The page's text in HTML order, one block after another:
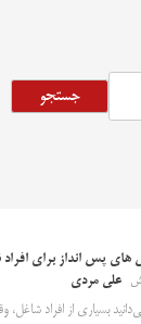
جستجو
های پس‌ انداز برای
علی مردی
بسیاری از افراد